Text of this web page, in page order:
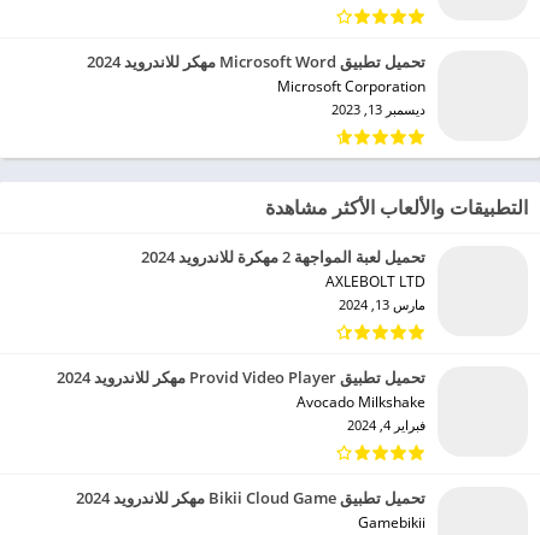
تحميل تطبيق Microsoft Word مهكر للاندرويد 2024
Microsoft Corporation‏
ديسمبر 13, 2023
التطبيقات والألعاب الأكثر مشاهدة
تحميل لعبة المواجهة 2 مهكرة للاندرويد 2024
AXLEBOLT LTD‏
مارس 13, 2024
تحميل تطبيق Provid Video Player مهكر للاندرويد 2024
Avocado Milkshake‏
فبراير 4, 2024
تحميل تطبيق Bikii Cloud Game مهكر للاندرويد 2024
Gamebikii‏